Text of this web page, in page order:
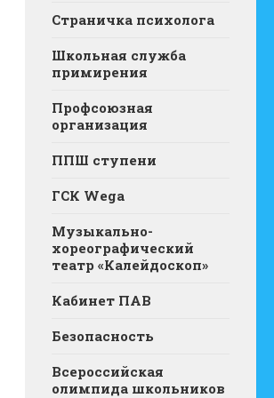
Страничка психолога
Школьная служба
примирения
Профсоюзная
организация
ППШ ступени
ГСК Wega
Музыкально-
хореографический
театр «Калейдоскоп»
Кабинет ПАВ
Безопасность
Всероссийская
олимпида школьников